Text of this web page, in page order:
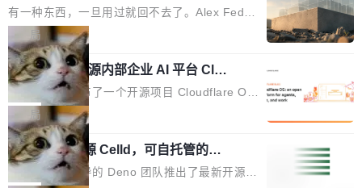
的帖子在 Reddit 火了
有一种东西，一旦用过就回不去了。Alex Fedos
eev 管它叫"软件设计的基石"。 他说的东西不新
鲜——代数数据类型（ADT），尤其是和类型
（sum type）。但他说清楚了一件事：这不是类
型系统的学术体操，是日常编码的思维方式。 文
章从一个简单的例子切入。一个网站的深色主题
设置，如果用布尔值 + 可空字段来表示——bool
ean 表示是否可切换，nullable 的默认模式、浅
色方案、深色方案——会产生大量无意义的组
局
Cloudflare 开源内部企业 AI 平台 Clou
dflare OS
Cloudflare 发布了一个开源项目 Cloudflare O
S。如果你只看官方博客，你会觉得这是又一
个"AI 知识库 + 聊天机器人"——每个大厂都在
做，没什么新鲜的。 但 Kenton Varda 在 Twitte
r 上把事情说清楚了： 今天我们发布了 Cloudfla
局
Deno 团队开源 Celld，可自托管的分
布式 Durable Objects
Ryan Dahl 领导的 Deno 团队推出了最新开源项